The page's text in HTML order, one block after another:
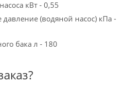
кВт - 0,55
давление (водяной насос) кПа -
бака л - 180